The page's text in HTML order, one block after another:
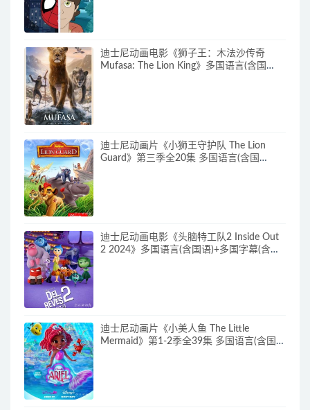
迪士尼动画电影《狮子王：木法沙传奇
Mufasa: The Lion King》多国语言(含国
迪士尼动画片《小狮王守护队 The Lion
Guard》第三季全20集 多国语言(含国
迪士尼动画电影《头脑特工队2 Inside Out
2 2024》多国语言(含国语)+多国字幕(含中
迪士尼动画片《小美人鱼 The Little
Mermaid》第1-2季全39集 多国语言(含国